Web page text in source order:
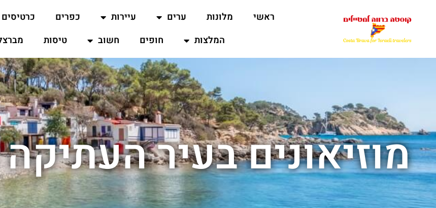
ראשי מלונות ערים עיירות כפרים כרטיסים
המלצות
חופים חשוב טיסות
מוזיאונים בעיר